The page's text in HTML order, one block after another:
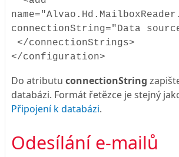
connectionString="Data
</connectionStrings>
</configuration>
Do atributu connectionString
databázi. Formát řetězce je stejný
Připojení k databázi.
Odesílání e-mailů